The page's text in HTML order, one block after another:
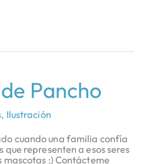
Pancho
, Ilustración
cuando una familia confía
representen a esos seres
mascotas :) Contácteme